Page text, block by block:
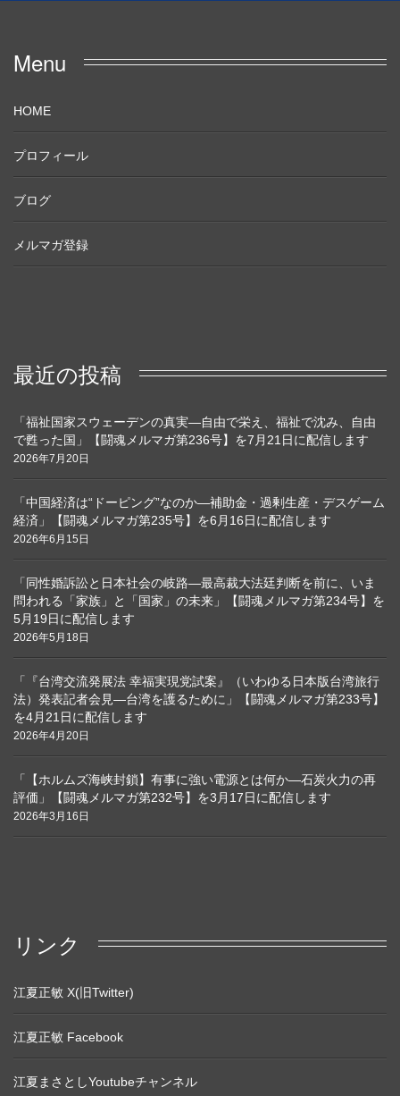
Menu
HOME
プロフィール
ブログ
メルマガ登録
最近の投稿
「福祉国家スウェーデンの真実―自由で栄え、福祉で沈み、自由
で甦った国」【闘魂メルマガ第236号】を7月21日に配信します
2026年7月20日
「中国経済は“ドーピング”なのか―補助金・過剰生産・デスゲーム
経済」【闘魂メルマガ第235号】を6月16日に配信します
2026年6月15日
「同性婚訴訟と日本社会の岐路―最高裁大法廷判断を前に、いま
問われる「家族」と「国家」の未来」【闘魂メルマガ第234号】を
5月19日に配信します
2026年5月18日
「『台湾交流発展法 幸福実現党試案』（いわゆる日本版台湾旅行
法）発表記者会見―台湾を護るために」【闘魂メルマガ第233号】
を4月21日に配信します
2026年4月20日
「【ホルムズ海峡封鎖】有事に強い電源とは何か―石炭火力の再
評価」【闘魂メルマガ第232号】を3月17日に配信します
2026年3月16日
リンク
江夏正敏 X(旧Twitter)
江夏正敏 Facebook
江夏まさとしYoutubeチャンネル